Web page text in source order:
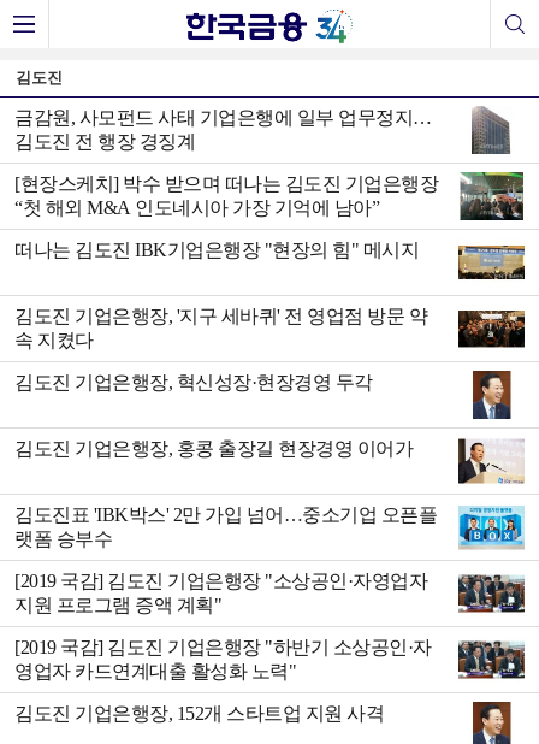
김도진
금감원, 사모펀드 사태 기업은행에 일부 업무정지…
김도진 전 행장 경징계
[현장스케치] 박수 받으며 떠나는 김도진 기업은행장
“첫 해외 M&A 인도네시아 가장 기억에 남아”
떠나는 김도진 IBK기업은행장 "현장의 힘" 메시지
김도진 기업은행장, '지구 세바퀴' 전 영업점 방문 약
속 지켰다
김도진 기업은행장, 혁신성장·현장경영 두각
김도진 기업은행장, 홍콩 출장길 현장경영 이어가
김도진표 'IBK박스' 2만 가입 넘어…중소기업 오픈플
랫폼 승부수
[2019 국감] 김도진 기업은행장 "소상공인·자영업자
지원 프로그램 증액 계획"
[2019 국감] 김도진 기업은행장 "하반기 소상공인·자
영업자 카드연계대출 활성화 노력"
김도진 기업은행장, 152개 스타트업 지원 사격